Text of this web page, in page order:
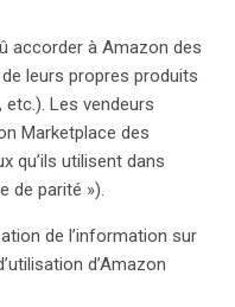
accorder à Amazon des
leurs propres produits
Les vendeurs
Marketplace des
qu’ils utilisent dans
de parité »).
de l’information sur
d’Amazon